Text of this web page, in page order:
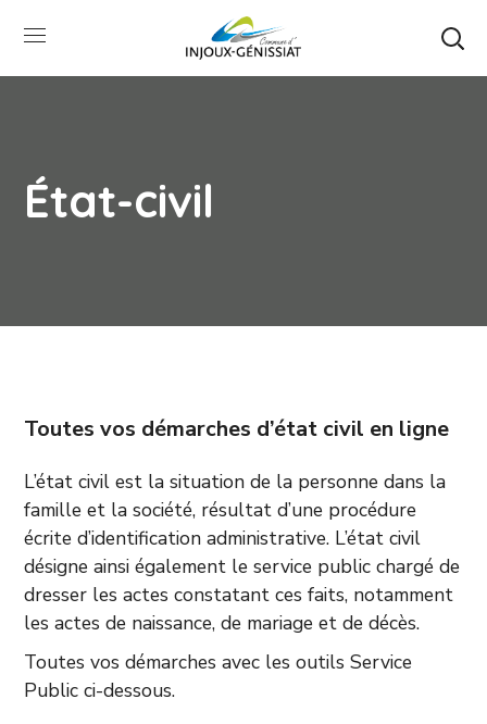
État-civil
Toutes vos démarches d’état civil en ligne
L’état civil est la situation de la personne dans la
famille et la société, résultat d’une procédure
écrite d’identification administrative. L’état civil
désigne ainsi également le service public chargé de
dresser les actes constatant ces faits, notamment
les actes de naissance, de mariage et de décès.
Toutes vos démarches avec les outils Service
Public ci-dessous.